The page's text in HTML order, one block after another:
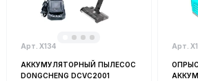
Арт. Х134
АККУМУЛЯТОРНЫЙ ПЫЛЕСОС
DONGCHENG DCVC2001
Арт.